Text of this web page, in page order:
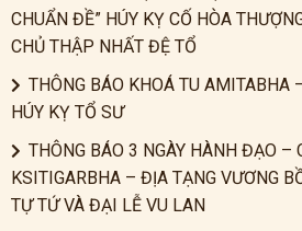
CHUẨN ĐỀ” HÚY KỴ CỐ HÒA
CHỦ THẬP NHẤT ĐỆ TỔ
THÔNG BÁO KHOÁ TU
HÚY KỴ TỔ SƯ
THÔNG BÁO 3 NGÀY HÀNH ĐẠO –
KSITIGARBHA – ĐỊA TẠNG VƯƠNG
TỰ TỨ VÀ ĐẠI LỄ VU LAN